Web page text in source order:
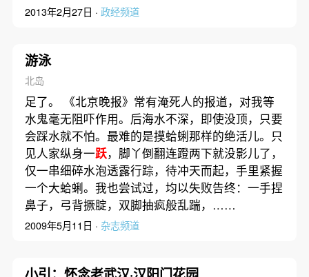
2013年2月27日 · 政经频道
游泳
北岛
足了。 《北京晚报》常有淹死人的报道，对我等
水鬼毫无阻吓作用。后海水不深，即使没顶，只要
会踩水就不怕。最难的是摸蛤蜊那样的绝活儿。只
见人家纵身一跃，脚丫倒翻连蹬两下就没影儿了，
仅一串细碎水泡透露行踪，待冲天而起，手里紧握
一个大蛤蜊。我也尝试过，均以失败告终：一手捏
鼻子，弓背撅腚，双脚抽疯般乱踹，……
2009年5月11日 · 杂志频道